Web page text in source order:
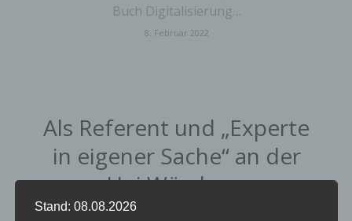
Buch Digitalisierung…
8. Februar 2022
Als Referent und „Experte
in eigener Sache“ an der
Uni Würzburg
Hallo liebe Community, wie ihr vielleicht
Stand: 08.08.2026